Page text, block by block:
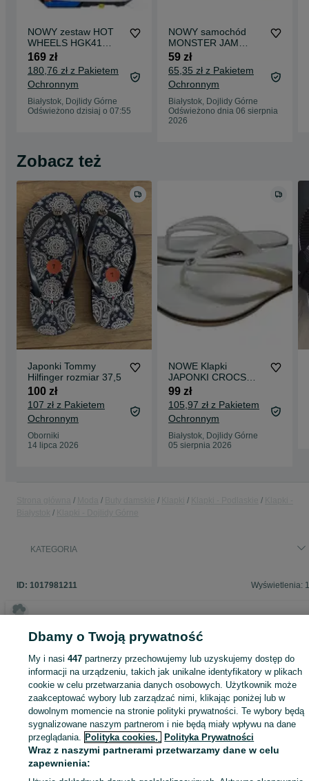
NOWY zestaw HOT
WHEELS HGK41
Rozkładany 5-
pasmowy tor
wyścigowy + autko
MATTEL
169 zł
180,76 zł z Pakietem
Ochronnym
Białystok, Dojlidy Górne
Odświeżono dzisiaj o 07:55
NOWY samochód
MONSTER JAM
Monster Truck
Batman Pojazd
terenowy 1:24
59 zł
65,35 zł z Pakietem
Ochronnym
Białystok, Dojlidy Górne
Odświeżono dnia 06 sierpnia
2026
Zobacz też
Japonki Tommy
Hilfinger rozmiar 37,5
100 zł
107 zł z Pakietem
Ochronnym
Oborniki
14 lipca 2026
NOWE Klapki
JAPONKI CROCS
męskie damskie
unisex na basen
BIAŁE R 43/44
99 zł
105,97 zł z Pakietem
Ochronnym
Białystok, Dojlidy Górne
05 sierpnia 2026
KATEGORIA
ID: 1017981211 Wyświetlenia:
sprzedającym
Zaloguj się / Załóż konto
Kup
Dbamy o Twoją prywatność
My i nasi447 partnerzy przechowujemy lub uzyskujemy dostęp do
informacji na urządzeniu, takich jak unikalne identyfikatory w plikach
cookie w celu przetwarzania danych osobowych. Użytkownik może
zaakceptować wybory lub zarządzać nimi, klikając poniżej lub w
dowolnym momencie na stronie polityki prywatności. Te wybory będą
sygnalizowane naszym partnerom i nie będą miały wpływu na dane
przeglądania. Polityka cookies, Polityka Prywatności
Wraz z naszymi partnerami przetwarzamy dane w celu
zapewnienia: